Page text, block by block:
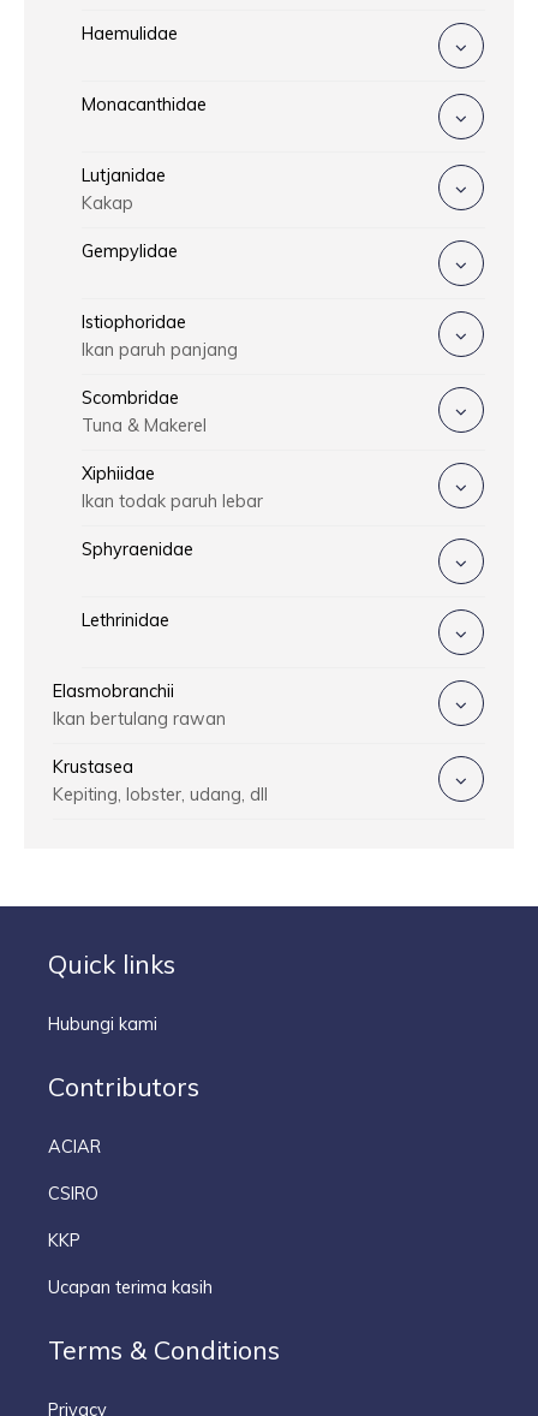
Haemulidae
Monacanthidae
Lutjanidae
Kakap
Gempylidae
Istiophoridae
Ikan paruh panjang
Scombridae
Tuna & Makerel
Xiphiidae
Ikan todak paruh lebar
Sphyraenidae
Lethrinidae
Elasmobranchii
Ikan bertulang rawan
Krustasea
Kepiting, lobster, udang, dll
Quick links
Hubungi kami
Contributors
ACIAR
CSIRO
KKP
Ucapan terima kasih
Terms & Conditions
Privacy